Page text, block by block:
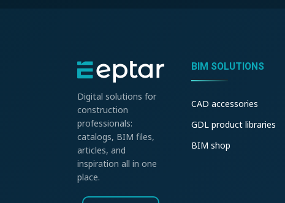
Digital solutions for
construction
professionals:
catalogs, BIM files,
articles, and
inspiration all in one
place.
BIM SOLUTIONS
CAD accessories
GDL product libraries
BIM shop